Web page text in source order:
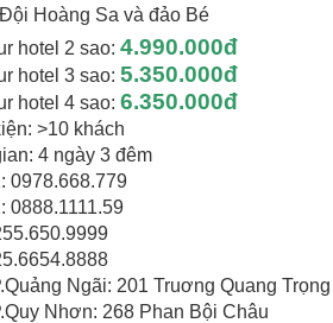
Hoàng Sa và đảo Bé
hotel 2 sao: 4.990.000đ
hotel 3 sao: 5.350.000đ
hotel 4 sao: 6.350.000đ
>10 khách
4 ngày 3 đêm
0978.668.779
0888.1111.59
Ngãi: 201 Truơng Quang Trọng
Nhơn: 268 Phan Bội Châu